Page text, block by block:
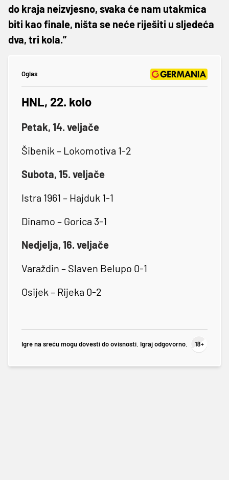
do kraja neizvjesno, svaka će nam utakmica
biti kao finale, ništa se neće riješiti u sljedeća
dva, tri kola.”
Oglas
HNL, 22. kolo
Petak, 14. veljače
Šibenik – Lokomotiva 1-2
Subota, 15. veljače
Istra 1961 – Hajduk 1-1
Dinamo – Gorica 3-1
Nedjelja, 16. veljače
Varaždin – Slaven Belupo 0-1
Osijek – Rijeka 0-2
Igre na sreću mogu dovesti do ovisnosti. Igraj odgovorno.